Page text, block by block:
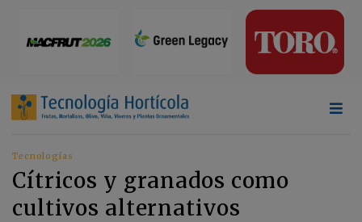
Tecnologías
Cítricos y granados como
cultivos alternativos